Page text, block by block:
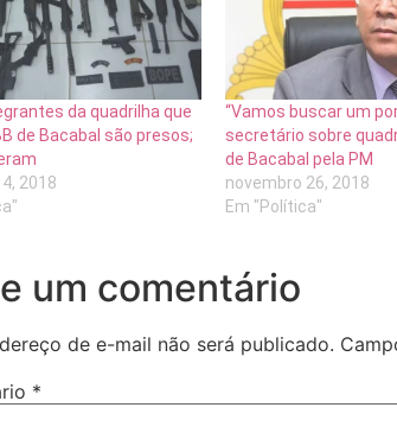
da quadrilha que
de Bacabal são presos;
2018
“Vamos buscar um
secretário sobre
de Bacabal pela PM
novembro 26, 2018
Em "Política"
um comentário
de e-mail não será publicado.
*